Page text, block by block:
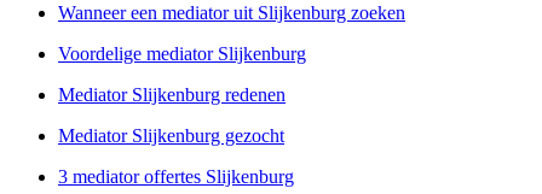
Wanneer een mediator uit Slijkenburg zoeken
Voordelige mediator Slijkenburg
Mediator Slijkenburg redenen
Mediator Slijkenburg gezocht
3 mediator offertes Slijkenburg